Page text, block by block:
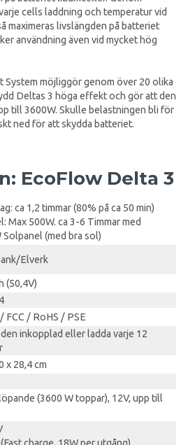
cells laddning och temperatur vid
maximeras livslängden på batteriet
användning även vid mycket hög
System möjliggör genom över 20 olika
Deltas 3 höga effekt och gör att den
till 3600W. Skulle belastningen bli för
ned för att skydda batteriet.
EcoFlow Delta 3
ca 1,2 timmar (80% på ca 50 min)
Max 500W. ca 3-6 Timmar med
Solpanel (med bra sol)
Elverk
(50,4V)
FCC / RoHS / PSE
inkopplad eller ladda varje 12
x 28,4 cm
(3600 W toppar), 12V, upp till
(Fast charge, 18W per utgång)